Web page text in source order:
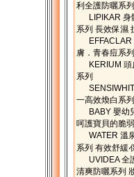
利全護防曬系列
LIPIKAR 身
系列 長效保濕
EFFACLAR
膚．青春痘系列
KERIUM 頭
系列
一高效煥白系列
BABY 嬰幼
呵護寶貝的脆
WATER 溫
系列 有效舒緩
UVIDEA 全
清爽防曬系列